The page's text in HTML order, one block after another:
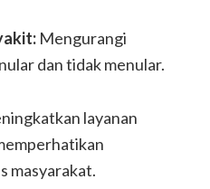
Mengurangi
dan tidak menular.
layanan
masyarakat.